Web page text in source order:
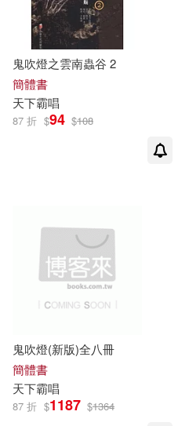
鬼吹燈之雲南蟲谷 2
簡體書
天下霸唱
87 折 $94 $108
鬼吹燈(新版)全八冊
簡體書
天下霸唱
87 折 $1187 $1364